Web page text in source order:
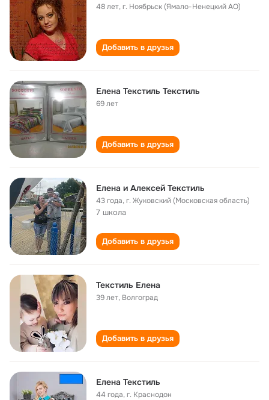
48 лет,г. Ноябрьск (Ямало-Ненецкий АО)
Добавить в друзья
Елена Текстиль Текстиль
69 лет
Добавить в друзья
Елена и Алексей Текстиль
43 года,г. Жуковский (Московская область)
7 школа
Добавить в друзья
Teкстиль Елена
39 лет, Волгоград
Добавить в друзья
Елена Текстиль
44 года,г. Краснодон